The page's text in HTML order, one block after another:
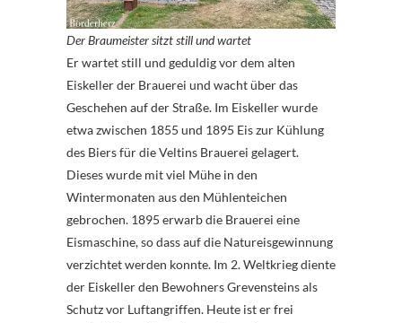
Der Braumeister sitzt still und wartet
Er wartet still und geduldig vor dem alten
Eiskeller der Brauerei und wacht über das
Geschehen auf der Straße. Im Eiskeller wurde
etwa zwischen 1855 und 1895 Eis zur Kühlung
des Biers für die Veltins Brauerei gelagert.
Dieses wurde mit viel Mühe in den
Wintermonaten aus den Mühlenteichen
gebrochen. 1895 erwarb die Brauerei eine
Eismaschine, so dass auf die Natureisgewinnung
verzichtet werden konnte. Im 2. Weltkrieg diente
der Eiskeller den Bewohners Grevensteins als
Schutz vor Luftangriffen. Heute ist er frei